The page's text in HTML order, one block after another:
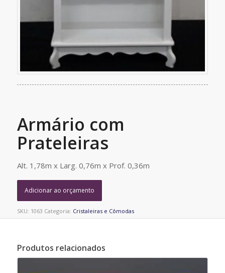
Armário com
Prateleiras
Alt. 1,78m x Larg. 0,76m x Prof. 0,36m
Adicionar ao orçamento
SKU: 1063 Categoria: Cristaleiras e Cômodas
Produtos relacionados